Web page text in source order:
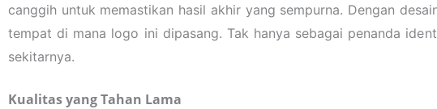
canggih untuk memastikan hasil akhir yang sempurna. Dengan
tempat di mana logo ini dipasang. Tak hanya sebagai penanda
sekitarnya.
Kualitas yang Tahan Lama